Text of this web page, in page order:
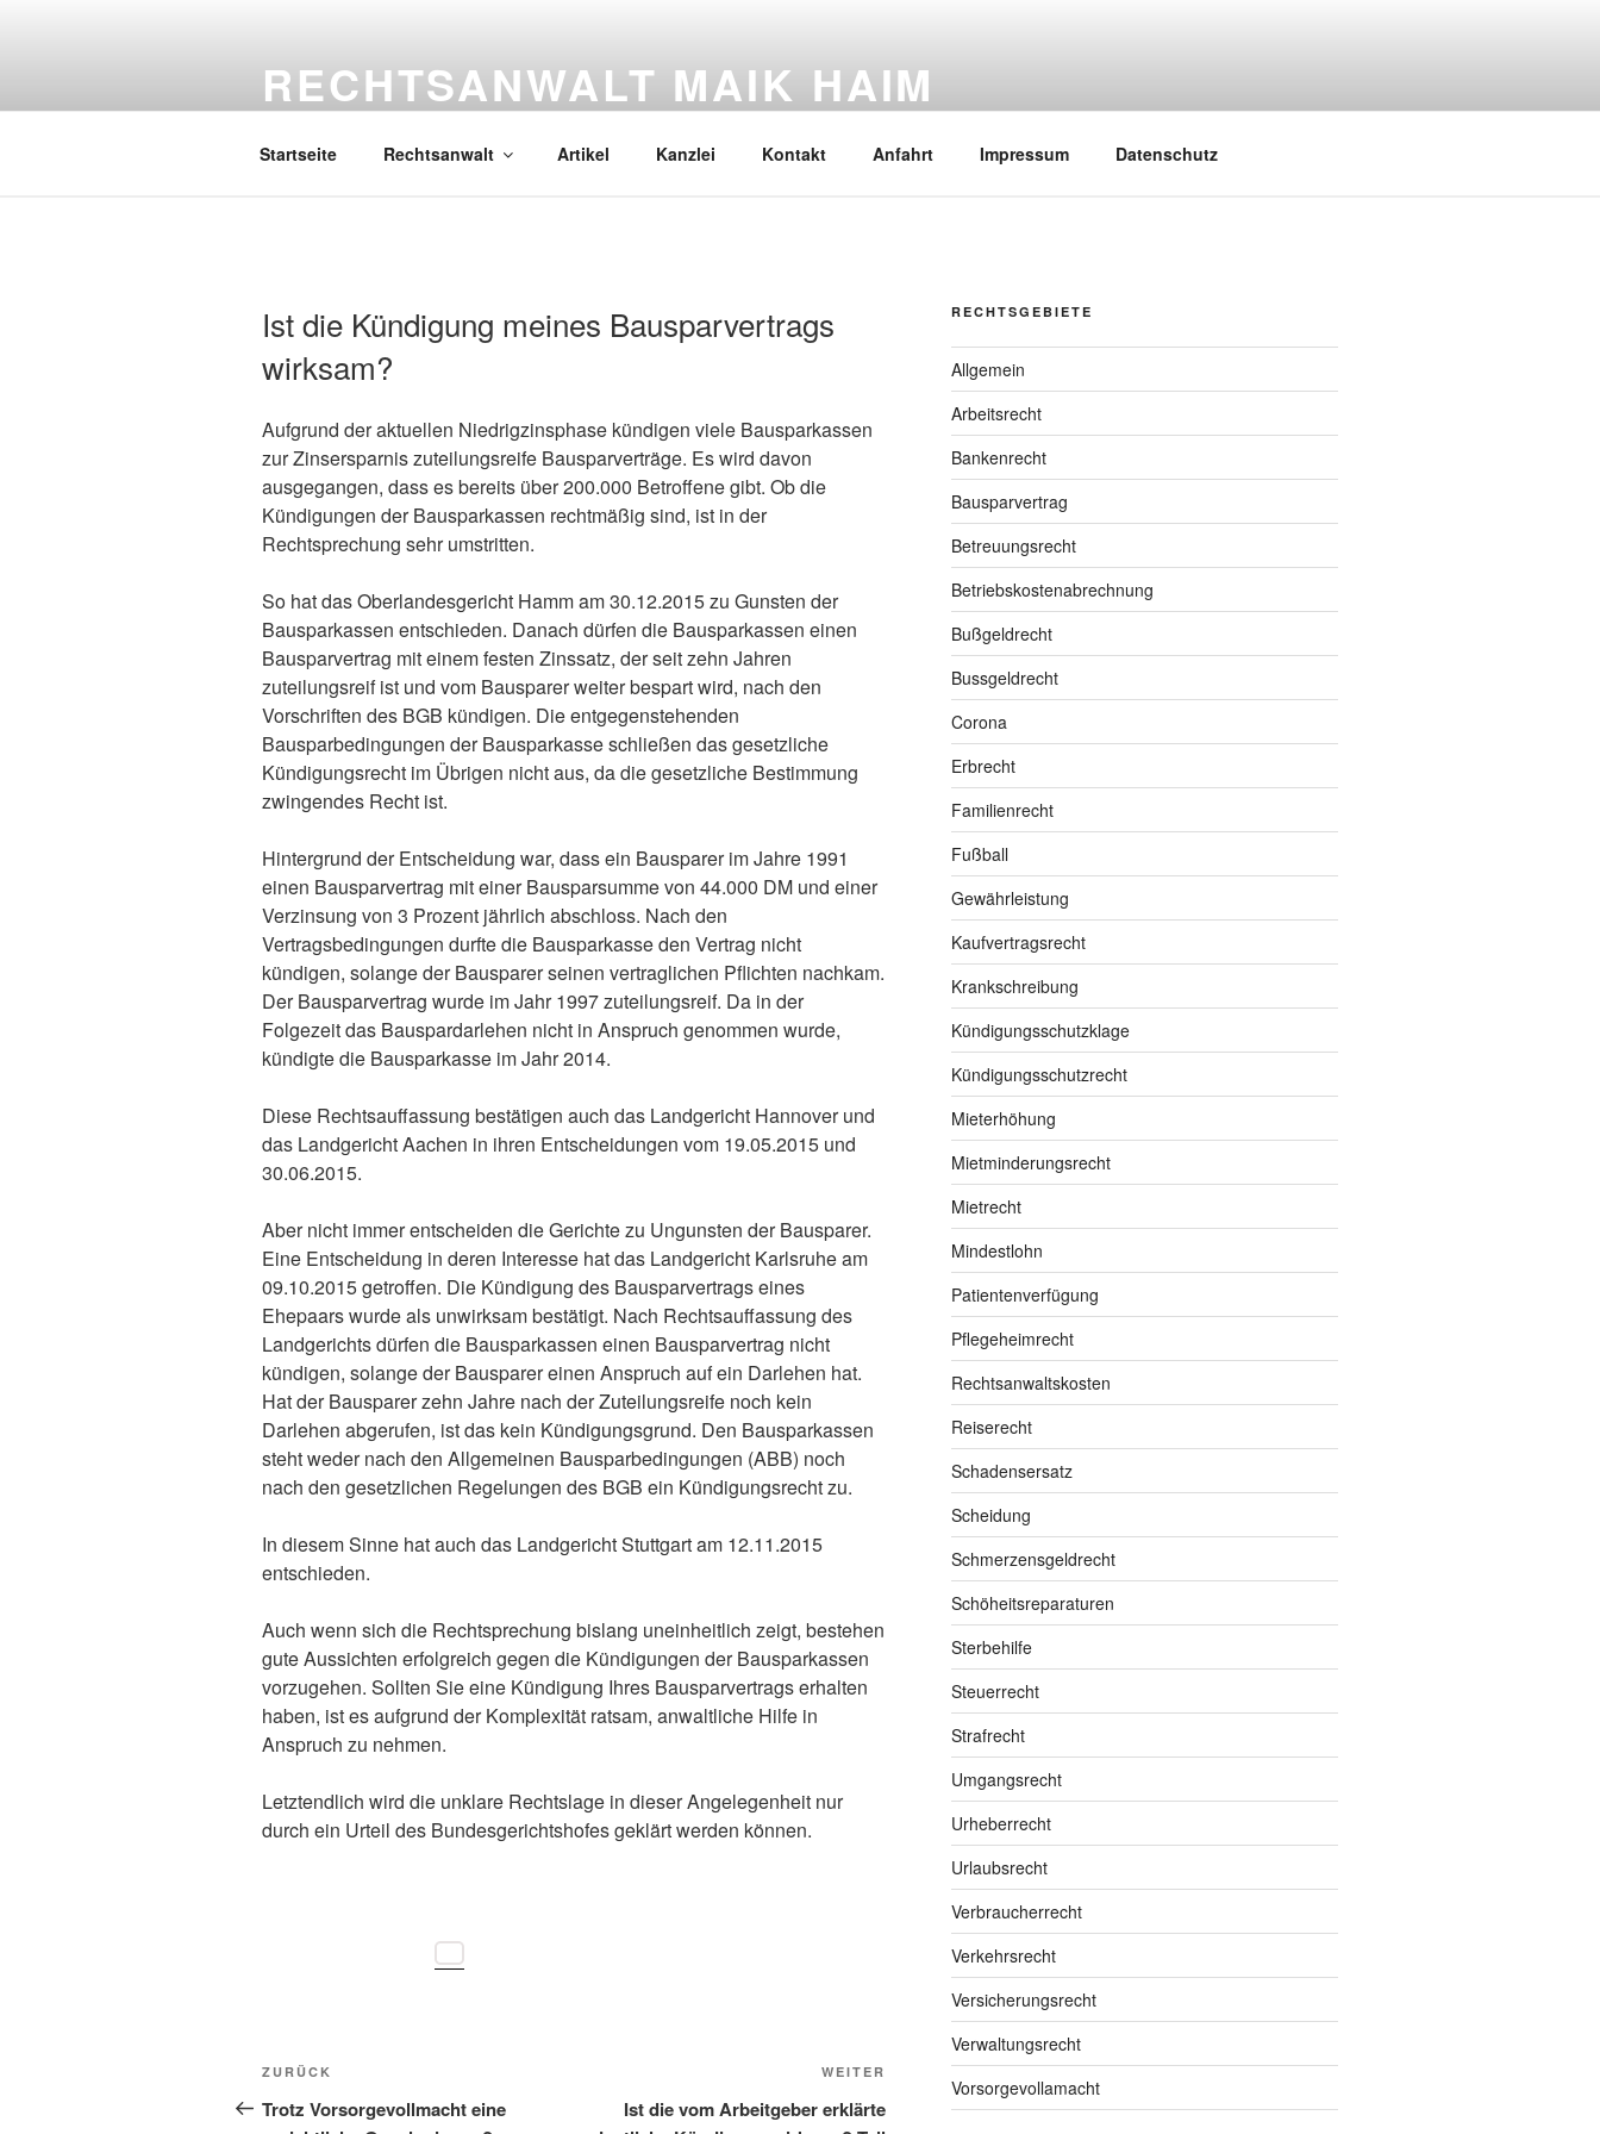
RECHTSANWALT MAIK HAIM
Startseite Rechtsanwalt Artikel Kanzlei Kontakt Anfahrt Impressum Datenschutz
Ist die Kündigung meines Bausparvertrags
wirksam?
Aufgrund der aktuellen Niedrigzinsphase kündigen viele Bausparkassen
zur Zinsersparnis zuteilungsreife Bausparverträge. Es wird davon
ausgegangen, dass es bereits über 200.000 Betroffene gibt. Ob die
Kündigungen der Bausparkassen rechtmäßig sind, ist in der
Rechtsprechung sehr umstritten.
So hat das Oberlandesgericht Hamm am 30.12.2015 zu Gunsten der
Bausparkassen entschieden. Danach dürfen die Bausparkassen einen
Bausparvertrag mit einem festen Zinssatz, der seit zehn Jahren
zuteilungsreif ist und vom Bausparer weiter bespart wird, nach den
Vorschriften des BGB kündigen. Die entgegenstehenden
Bausparbedingungen der Bausparkasse schließen das gesetzliche
Kündigungsrecht im Übrigen nicht aus, da die gesetzliche Bestimmung
zwingendes Recht ist.
Hintergrund der Entscheidung war, dass ein Bausparer im Jahre 1991
einen Bausparvertrag mit einer Bausparsumme von 44.000 DM und einer
Verzinsung von 3 Prozent jährlich abschloss. Nach den
Vertragsbedingungen durfte die Bausparkasse den Vertrag nicht
kündigen, solange der Bausparer seinen vertraglichen Pflichten nachkam.
Der Bausparvertrag wurde im Jahr 1997 zuteilungsreif. Da in der
Folgezeit das Bauspardarlehen nicht in Anspruch genommen wurde,
kündigte die Bausparkasse im Jahr 2014.
Diese Rechtsauffassung bestätigen auch das Landgericht Hannover und
das Landgericht Aachen in ihren Entscheidungen vom 19.05.2015 und
30.06.2015.
Aber nicht immer entscheiden die Gerichte zu Ungunsten der Bausparer.
Eine Entscheidung in deren Interesse hat das Landgericht Karlsruhe am
09.10.2015 getroffen. Die Kündigung des Bausparvertrags eines
Ehepaars wurde als unwirksam bestätigt. Nach Rechtsauffassung des
Landgerichts dürfen die Bausparkassen einen Bauspar­vertrag nicht
kündigen, solange der Bausparer einen Anspruch auf ein Darlehen hat.
Hat der Bausparer zehn Jahre nach der Zuteilungs­reife noch kein
Darlehen abge­rufen, ist das kein Kündigungs­grund. Den Bausparkassen
steht weder nach den Allgemeinen Bausparbedingungen (ABB) noch
nach den gesetzlichen Regelungen des BGB ein Kündigungsrecht zu.
In diesem Sinne hat auch das Landgericht Stuttgart am 12.11.2015
entschieden.
Auch wenn sich die Rechtsprechung bislang uneinheitlich zeigt, bestehen
gute Aussichten erfolgreich gegen die Kündigungen der Bausparkassen
vorzugehen. Sollten Sie eine Kündigung Ihres Bausparvertrags erhalten
haben, ist es aufgrund der Komplexität ratsam, anwaltliche Hilfe in
Anspruch zu nehmen.
Letztendlich wird die unklare Rechtslage in dieser Angelegenheit nur
durch ein Urteil des Bundesgerichtshofes geklärt werden können.
Beitragsnavigation
Vorheriger
Beitrag
ZURÜCK
Trotz Vorsorgevollmacht eine
Nächster
Beitrag
WEITER
Ist die vom Arbeitgeber erklärte
RECHTSGEBIETE
Allgemein
Arbeitsrecht
Bankenrecht
Bausparvertrag
Betreuungsrecht
Betriebskostenabrechnung
Bußgeldrecht
Bussgeldrecht
Corona
Erbrecht
Familienrecht
Fußball
Gewährleistung
Kaufvertragsrecht
Krankschreibung
Kündigungsschutzklage
Kündigungsschutzrecht
Mieterhöhung
Mietminderungsrecht
Mietrecht
Mindestlohn
Patientenverfügung
Pflegeheimrecht
Rechtsanwaltskosten
Reiserecht
Schadensersatz
Scheidung
Schmerzensgeldrecht
Schöheitsreparaturen
Sterbehilfe
Steuerrecht
Strafrecht
Umgangsrecht
Urheberrecht
Urlaubsrecht
Verbraucherrecht
Verkehrsrecht
Versicherungsrecht
Verwaltungsrecht
Vorsorgevollamacht